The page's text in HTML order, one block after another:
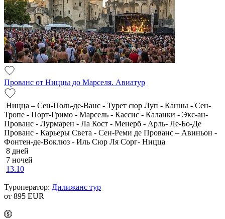
Прованс от Ниццы до Марселя. Авиатур
Ницца – Сен-Поль-де-Ванс - Турет сюр Луп - Канны - Сен-
Тропе - Порт-Гримо - Марсель - Кассис - Каланки - Экс-ан-
Прованс - Лурмарен - Ла Кост - Менерб - Арль- Ле-Бо-Де
Прованс - Карьеры Света - Сен-Реми де Прованс – Авиньон -
Фонтен-де-Воклюз - Иль Сюр Ля Сорг- Ницца
8 дней
7 ночей
13.10
Туроператор: Дилижанс тур
от 895 EUR